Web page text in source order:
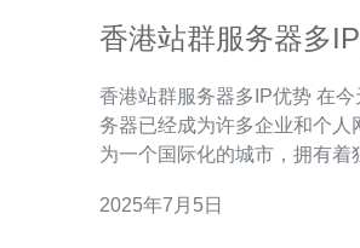
香港站群服务器多
香港站群服务器多IP优势 在今天的网络时代，站群服
务器已经成为许多企业和个人
为一个国际化的城市，拥有着
是拥有多IP的香港站群服务器更
2025年7月5日